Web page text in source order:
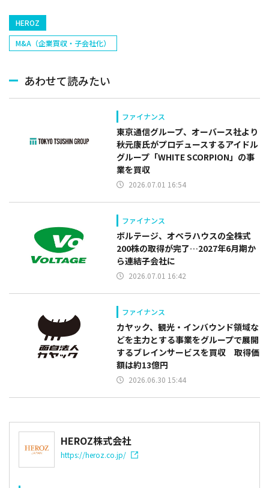
HEROZ
M&A（企業買収・子会社化）
あわせて読みたい
ファイナンス
東京通信グループ、オーバース社より
秋元康氏がプロデュースするアイドル
グループ「WHITE SCORPION」の事
業を買収
2026.07.01 16:54
ファイナンス
ボルテージ、オペラハウスの全株式
200株の取得が完了…2027年6月期か
ら連結子会社に
2026.07.01 16:42
ファイナンス
カヤック、観光・インバウンド領域な
どを主力とする事業をグループで展開
するブレインサービスを買収 取得価
額は約13億円
2026.06.30 15:44
HEROZ株式会社
https://heroz.co.jp/